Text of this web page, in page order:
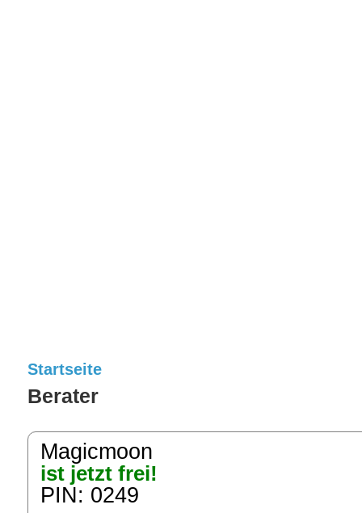
Startseite
Berater
Magicmoon
ist jetzt frei!
PIN: 0249